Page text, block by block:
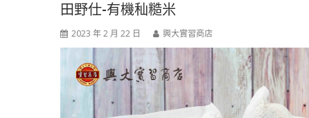
田野仕-有機秈糙米
2023 年 2 月 22 日 興大實習商店